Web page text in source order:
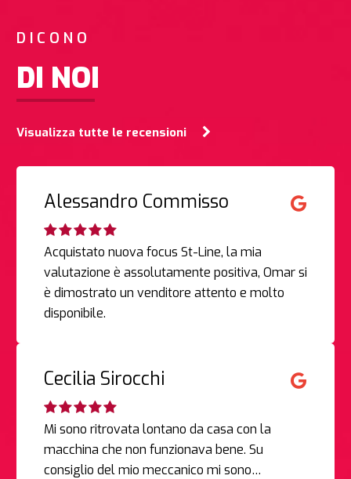
DICONO
DI NOI
Visualizza tutte le recensioni
Alessandro Commisso
Acquistato nuova focus St-Line, la mia
valutazione è assolutamente positiva, Omar si
è dimostrato un venditore attento e molto
disponibile.
Cecilia Sirocchi
Mi sono ritrovata lontano da casa con la
macchina che non funzionava bene. Su
consiglio del mio meccanico mi sono…